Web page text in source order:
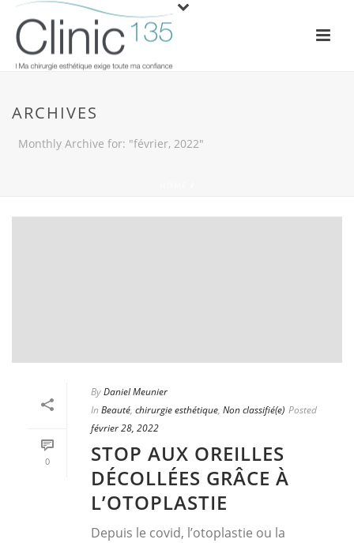
ARCHIVES
Monthly Archive for: "février, 2022"
0
ByDaniel Meunier
In Beauté, chirurgie esthétique, Non classifié(e) Posted
février 28, 2022
STOP AUX OREILLES
DÉCOLLÉES GRÂCE À
L’OTOPLASTIE
Depuis le covid, l’otoplastie ou la